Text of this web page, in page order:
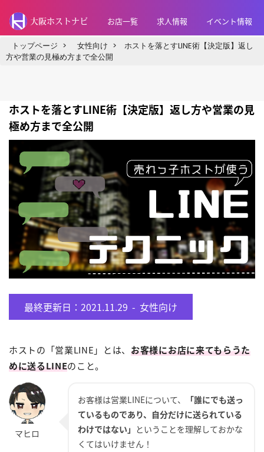
大阪ホストナビ お店一覧 求人情報 イベント情報
トップページ > 女性向け >
ホストを落とすLINE術【決定版】返し
方や営業の見極め方まで全公開
ホストを落とすLINE術【決定版】返し方や営業の見
極め方まで全公開
最終更新日：2021.11.29 - 女性向け
ホストの「営業LINE」とは、お客様にお店に来てもらうた
めに送るLINEのこと。
お客様は営業LINEについて、
「誰にでも送っ
ているものであり、自分だけに送られている
わけではない」 ということを理解しておかな
くてはいけません！